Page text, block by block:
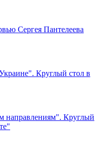
Сергея Пантелеева
Круглый стол в
направлениям". Круглый